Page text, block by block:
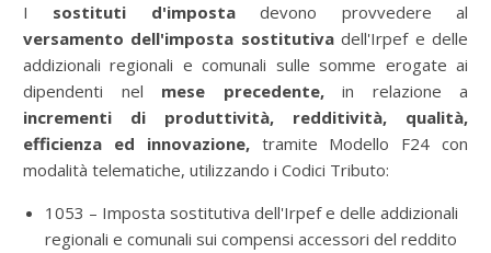
sostituti d'impostadevono provvedere al
versamento dell'imposta sostitutivadell'Irpef e delle
addizionali regionali e comunali sulle somme erogate ai
dipendenti nel mese precedente,in relazione a
incrementi di produttività, redditività, qualità,
efficienza ed innovazione, tramite Modello F24 con
modalità telematiche, utilizzando i Codici Tributo:
1053 – Imposta sostitutiva dell'Irpef e delle addizionali
regionali e comunali sui compensi accessori del reddito